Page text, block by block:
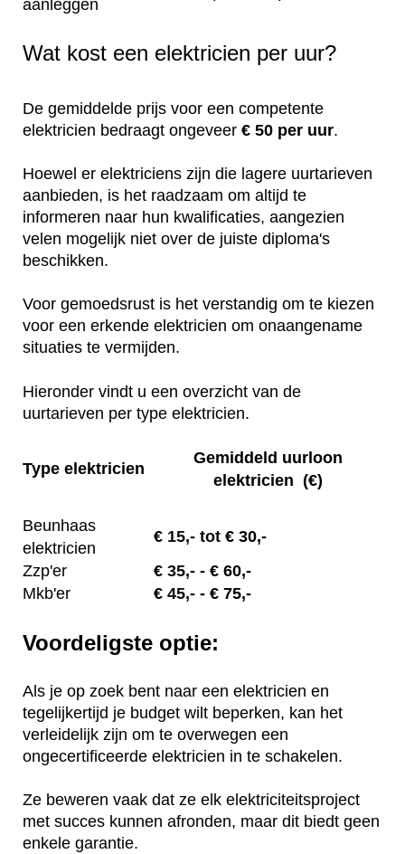
aanleggen
Wat kost een elektricien per uur?
De gemiddelde prijs voor een competente
elektricien bedraagt ongeveer € 50 per uur.
Hoewel er elektriciens zijn die lagere uurtarieven
aanbieden, is het raadzaam om altijd te
informeren naar hun kwalificaties, aangezien
velen mogelijk niet over de juiste diploma's
beschikken.
Voor gemoedsrust is het verstandig om te kiezen
voor een erkende elektricien om onaangename
situaties te vermijden.
Hieronder vindt u een overzicht van de
uurtarieven per type elektricien.
Type elektricien
Gemiddeld uurloon
elektricien (€)
Beunhaas
elektricien
€ 15,- tot € 30,-
Zzp'er
€ 35,- - € 60,-
Mkb'er
€ 45,- - € 75,-
Voordeligste optie:
Als je op zoek bent naar een elektricien en
tegelijkertijd je budget wilt beperken, kan het
verleidelijk zijn om te overwegen een
ongecertificeerde elektricien in te schakelen.
Ze beweren vaak dat ze elk elektriciteitsproject
met succes kunnen afronden, maar dit biedt geen
enkele garantie.